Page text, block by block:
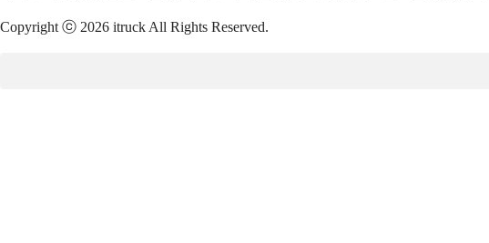
Copyright ⓒ 2026 itruck All Rights Reserved.